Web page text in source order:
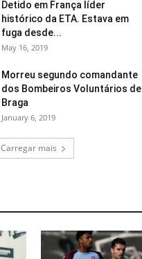
Detido em França líder
histórico da ETA. Estava em
fuga desde...
May 16, 2019
Morreu segundo comandante
dos Bombeiros Voluntários de
Braga
January 6, 2019
Carregar mais